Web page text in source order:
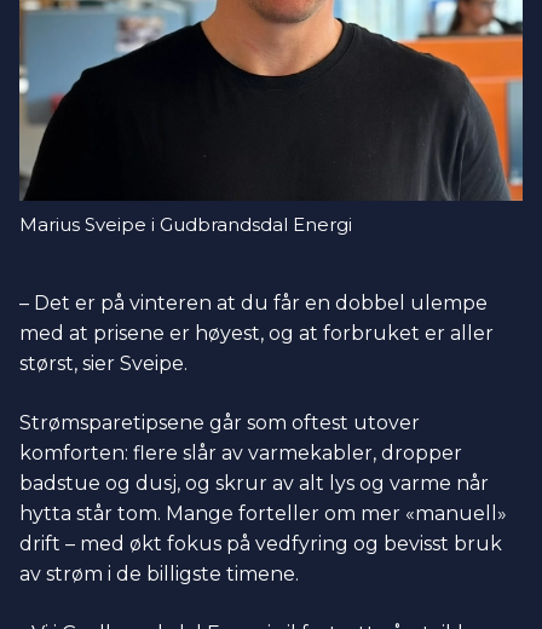
Marius Sveipe i Gudbrandsdal Energi
– Det er på vinteren at du får en dobbel ulempe
med at prisene er høyest, og at forbruket er aller
størst, sier Sveipe.
Strømsparetipsene går som oftest utover
komforten: flere slår av varmekabler, dropper
badstue og dusj, og skrur av alt lys og varme når
hytta står tom. Mange forteller om mer «manuell»
drift – med økt fokus på vedfyring og bevisst bruk
av strøm i de billigste timene.